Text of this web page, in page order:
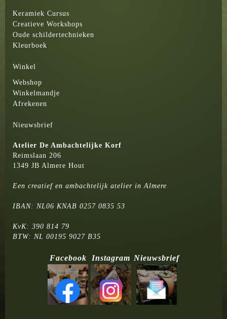
Keramiek Cursus
Creatieve Workshops
Oude schildertechnieken
Kleurboek
Winkel
Webshop
Winkelmandje
Afrekenen
Nieuwsbrief
Atelier De Ambachtelijke Korf
Reimslaan 206
1349 JB Almere Hout
Een creatief en ambachtelijk atelier in Almere
IBAN: NL06 KNAB 0257 0835 53
KvK: 390 814 79
BTW: NL 00195 9027 B35
Facebook Instagram Nieuwsbrief